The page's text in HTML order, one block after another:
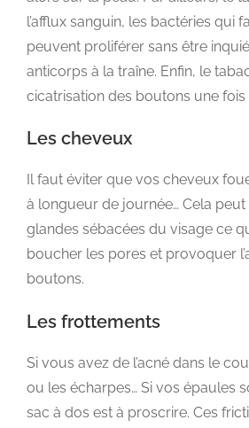
l’afflux sanguin, les bactéries qui
peuvent proliférer sans être
anticorps à la traîne. Enfin, le
cicatrisation des boutons une fois
Les cheveux
Il faut éviter que vos cheveux
à longueur de journée… Cela
glandes sébacées du visage ce
boucher les pores et provoquer
boutons.
Les frottements
Si vous avez de l’acné dans le
ou les écharpes… Si vos épaules
sac à dos est à proscrire. Ces